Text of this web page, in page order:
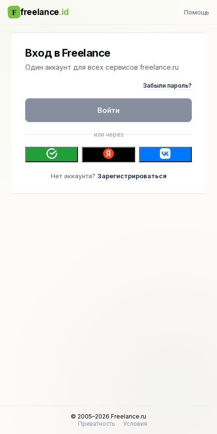
F freelance.id Помощь
Вход в Freelance
Один аккаунт для всех сервисов freelance.ru
Забыли пароль?
Войти
или через
Нет аккаунта? Зарегистрироваться
© 2005–2026 Freelance.ru
Приватность
Условия